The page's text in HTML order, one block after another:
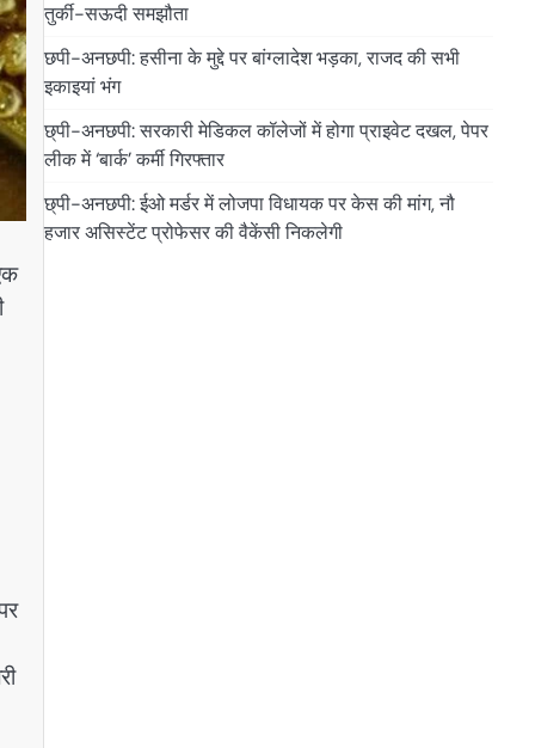
तुर्की-सऊदी समझौता
छपी-अनछपी: हसीना के मुद्दे पर बांग्लादेश भड़का, राजद की सभी
इकाइयां भंग
छ्पी-अनछपी: सरकारी मेडिकल कॉलेजों में होगा प्राइवेट दखल, पेपर
लीक में ‘बार्क’ कर्मी गिरफ्तार
छ्पी-अनछपी: ईओ मर्डर में लोजपा विधायक पर केस की मांग, नौ
हजार असिस्टेंट प्रोफेसर की वैकेंसी निकलेगी